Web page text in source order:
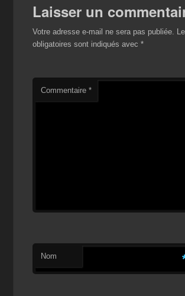
k
is
h
st
Laisser un
Votre adresse e-mail ne sera pas publiée.
obligatoires sont indiqués avec*
Commentaire*
Nom